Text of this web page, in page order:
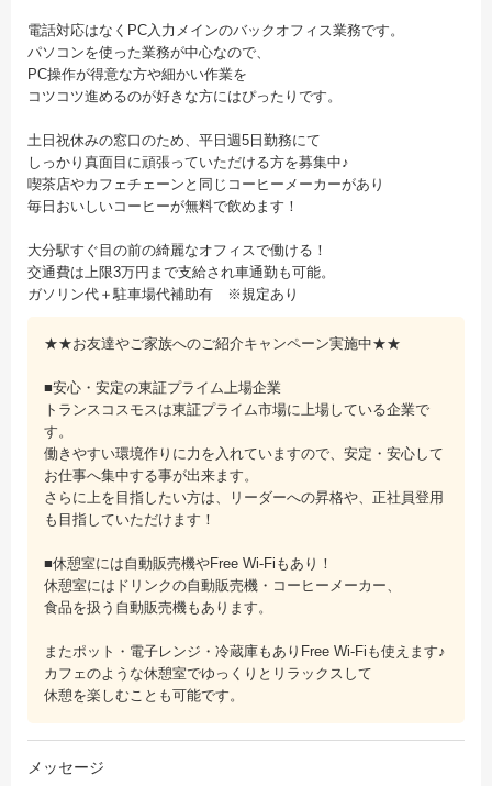
電話対応はなくPC入力メインのバックオフィス業務です。
パソコンを使った業務が中心なので、
PC操作が得意な方や細かい作業を
コツコツ進めるのが好きな方にはぴったりです。
土日祝休みの窓口のため、平日週5日勤務にて
しっかり真面目に頑張っていただける方を募集中♪
喫茶店やカフェチェーンと同じコーヒーメーカーがあり
毎日おいしいコーヒーが無料で飲めます！
大分駅すぐ目の前の綺麗なオフィスで働ける！
交通費は上限3万円まで支給され車通勤も可能。
ガソリン代＋駐車場代補助有 ※規定あり
★★お友達やご家族へのご紹介キャンペーン実施中★★
■安心・安定の東証プライム上場企業
トランスコスモスは東証プライム市場に上場している企業で
す。
働きやすい環境作りに力を入れていますので、安定・安心して
お仕事へ集中する事が出来ます。
さらに上を目指したい方は、リーダーへの昇格や、正社員登用
も目指していただけます！
■休憩室には自動販売機やFree Wi-Fiもあり！
休憩室にはドリンクの自動販売機・コーヒーメーカー、
食品を扱う自動販売機もあります。
またポット・電子レンジ・冷蔵庫もありFree Wi-Fiも使えます♪
カフェのような休憩室でゆっくりとリラックスして
休憩を楽しむことも可能です。
メッセージ